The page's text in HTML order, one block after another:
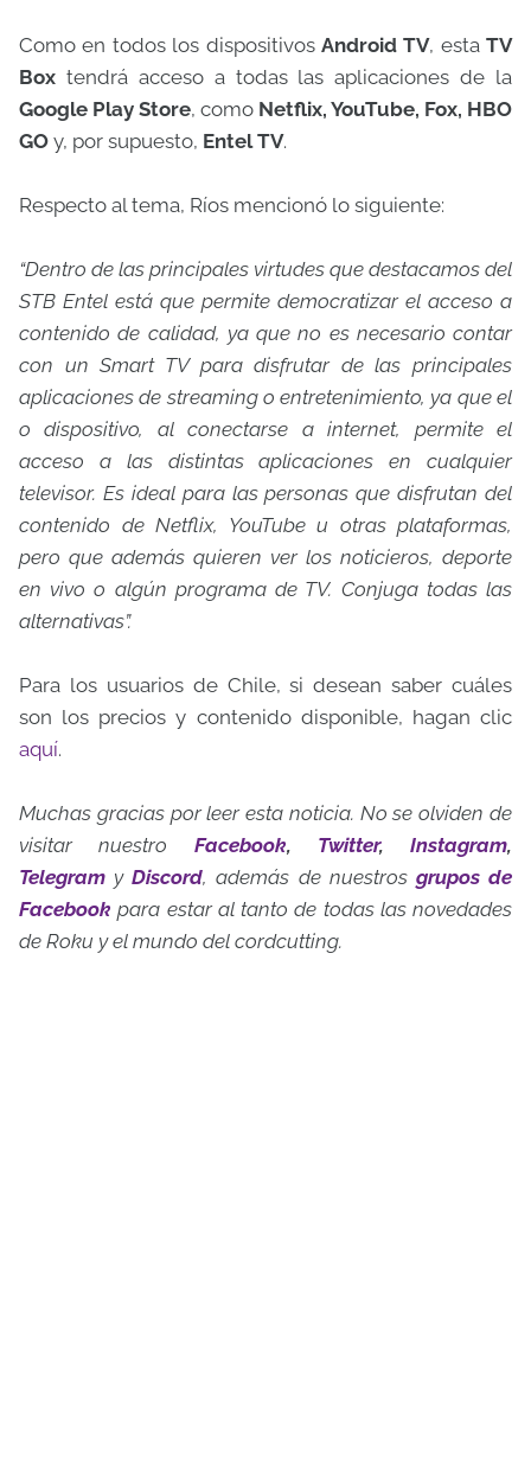
Como en todos los dispositivos Android TV, esta TV
Box tendrá acceso a todas las aplicaciones de la
Google Play Store, como Netflix, YouTube, Fox, HBO
GO y, por supuesto, Entel TV.
Respecto al tema, Ríos mencionó lo siguiente:
“Dentro de las principales virtudes que destacamos del
STB Entel está que permite democratizar el acceso a
contenido de calidad, ya que no es necesario contar
con un Smart TV para disfrutar de las principales
aplicaciones de streaming o entretenimiento, ya que el
o dispositivo, al conectarse a internet, permite el
acceso a las distintas aplicaciones en cualquier
televisor. Es ideal para las personas que disfrutan del
contenido de Netflix, YouTube u otras plataformas,
pero que además quieren ver los noticieros, deporte
en vivo o algún programa de TV. Conjuga todas las
alternativas”.
Para los usuarios de Chile, si desean saber cuáles
son los precios y contenido disponible, hagan clic
aquí.
Muchas gracias por leer esta noticia. No se olviden de
visitar nuestro Facebook, Twitter, Instagram,
Telegram yDiscord, además de nuestros grupos de
Facebook para estar al tanto de todas las novedades
de Roku y el mundo del cordcutting.